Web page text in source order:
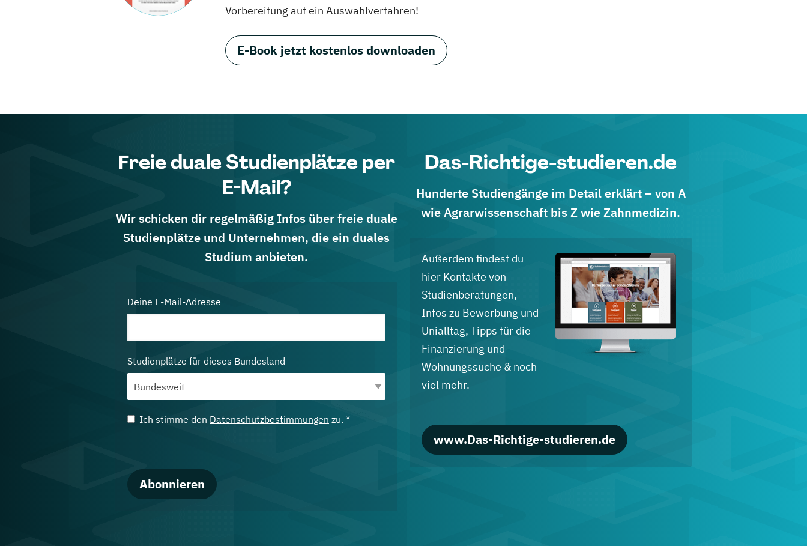
Vorbereitung auf ein Auswahlverfahren!
E-Book jetzt kostenlos downloaden
Freie duale Studienplätze per
E-Mail?
Wir schicken dir regelmäßig Infos über freie duale
Studienplätze und Unternehmen, die ein duales
Studium anbieten.
Deine E-Mail-Adresse
Studienplätze für dieses Bundesland
Ich stimme den Datenschutzbestimmungen zu. *
Abonnieren
Das-Richtige-studieren.de
Hunderte Studiengänge im Detail erklärt – von A
wie Agrarwissenschaft bis Z wie Zahnmedizin.
Außerdem findest du
hier Kontakte von
Studienberatungen,
Infos zu Bewerbung und
Unialltag, Tipps für die
Finanzierung und
Wohnungssuche & noch
viel mehr.
www.Das-Richtige-studieren.de